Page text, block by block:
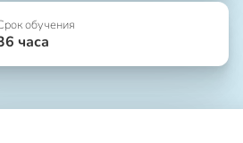
обучения
часа